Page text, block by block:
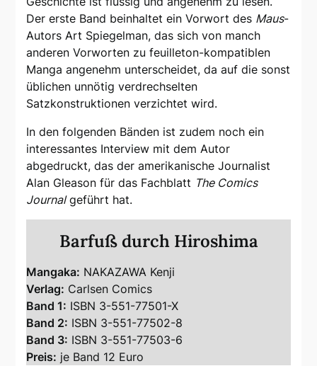
Der erste Band beinhaltet ein Vorwort des Maus-
Autors Art Spiegelman, das sich von manch
anderen Vorworten zu feuilleton-kompatiblen
Manga angenehm unterscheidet, da auf die sonst
üblichen unnötig verdrechselten
Satzkonstruktionen verzichtet wird.
In den folgenden Bänden ist zudem noch ein
interessantes Interview mit dem Autor
abgedruckt, das der amerikanische Journalist
Alan Gleason für das Fachblatt The Comics
Journalgeführt hat.
Barfuß durch Hiroshima
Mangaka: NAKAZAWA Kenji
Verlag: Carlsen Comics
Band 1: ISBN 3-551-77501-X
Band 2: ISBN 3-551-77502-8
Band 3: ISBN 3-551-77503-6
Preis: je Band 12 Euro